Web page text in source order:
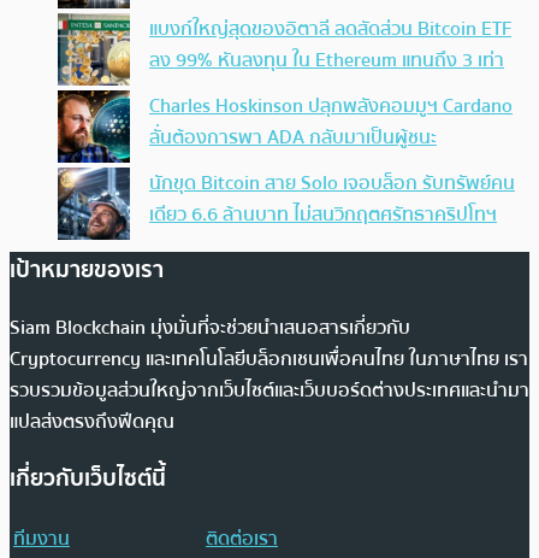
แบงก์ใหญ่สุดของอิตาลี ลดสัดส่วน Bitcoin ETF
ลง 99% หันลงทุน ใน Ethereum แทนถึง 3 เท่า
Charles Hoskinson ปลุกพลังคอมมูฯ Cardano
ลั่นต้องการพา ADA กลับมาเป็นผู้ชนะ
นักขุด Bitcoin สาย Solo เจอบล็อก รับทรัพย์คน
เดียว 6.6 ล้านบาท ไม่สนวิกฤตศรัทธาคริปโทฯ
เป้าหมายของเรา
Siam Blockchain มุ่งมั่นที่จะช่วยนำเสนอสารเกี่ยวกับ
Cryptocurrency และเทคโนโลยีบล็อกเชนเพื่อคนไทย ในภาษาไทย เรา
รวบรวมข้อมูลส่วนใหญ่จากเว็บไซต์และเว็บบอร์ดต่างประเทศและนำมา
แปลส่งตรงถึงฟีดคุณ
เกี่ยวกับเว็บไซต์นี้
ทีมงาน
ติดต่อเรา